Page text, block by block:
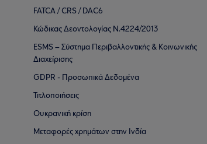
FATCA / CRS / DAC6
Κώδικας Δεοντολογίας Ν.4224/2013
ESMS – Σύστημα Περιβαλλοντικής & Κοινωνικής
Διαχείρισης
GDPR - Προσωπικά Δεδομένα
Τιτλοποιήσεις
Ουκρανική κρίση
Μεταφορές χρημάτων στην Ινδία